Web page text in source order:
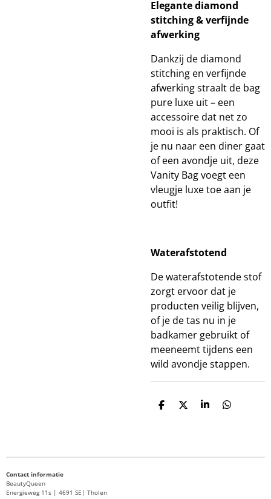
Elegante diamond
stitching & verfijnde
afwerking
Dankzij de diamond
stitching en verfijnde
afwerking straalt de bag
pure luxe uit – een
accessoire dat net zo
mooi is als praktisch. Of
je nu naar een diner gaat
of een avondje uit, deze
Vanity Bag voegt een
vleugje luxe toe aan je
outfit!
Waterafstotend
De waterafstotende stof
zorgt ervoor dat je
producten veilig blijven,
of je de tas nu in je
badkamer gebruikt of
meeneemt tijdens een
wild avondje stappen.
D
D
S
D
Contact informatie
BeautyQueen
Energieweg 11s | 4691 SE| Tholen